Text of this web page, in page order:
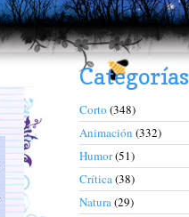
Categorías
Corto (348)
Animación (332)
Humor(51)
Crítica(38)
Natura(29)